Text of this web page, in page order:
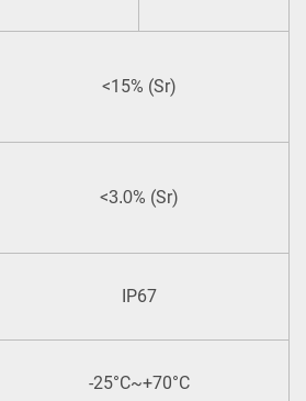
<15% (Sr)
<3.0% (Sr)
IP67
-25°C~+70°C